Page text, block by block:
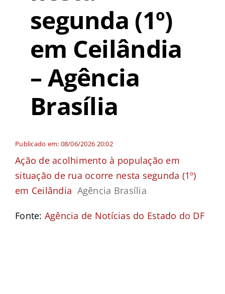
segunda (1º)
em Ceilândia
– Agência
Brasília
Publicado em: 08/06/2026 20:02
Ação de acolhimento à população em
situação de rua ocorre nesta segunda (1º)
em Ceilândia Agência Brasília
Fonte: Agência de Notícias do Estado do DF